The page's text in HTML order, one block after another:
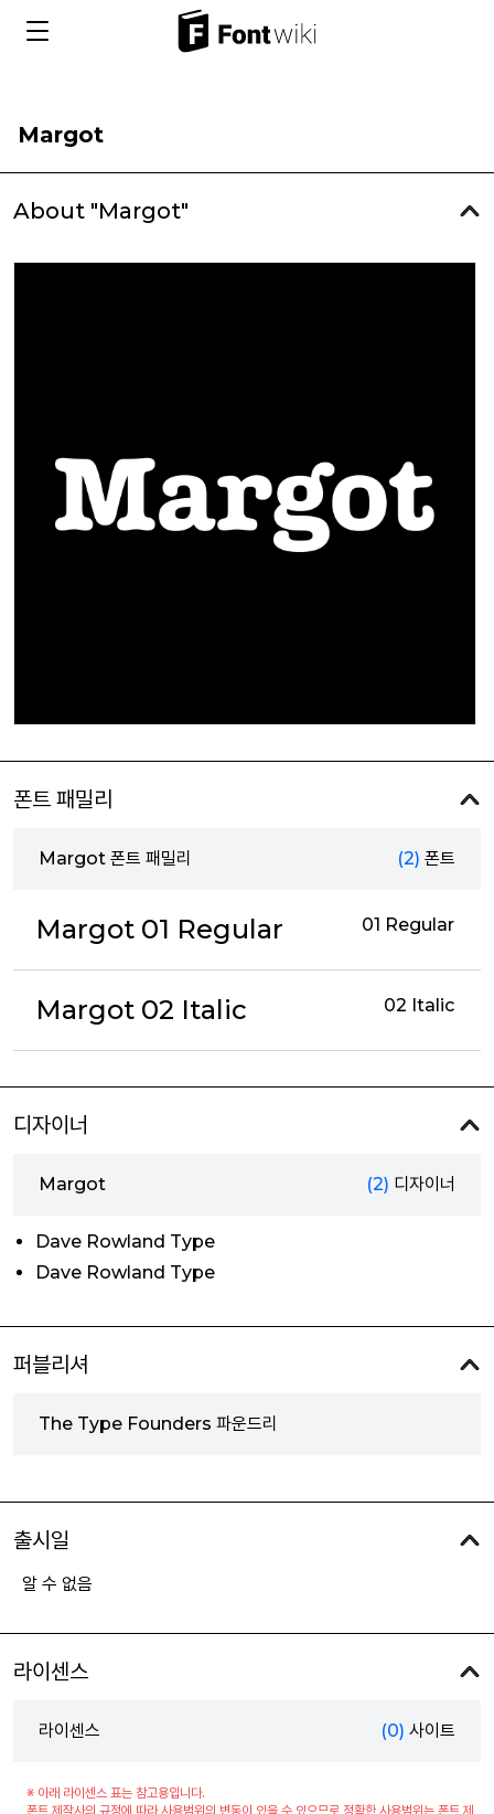
Margot
About "Margot"
폰트 패밀리
Margot 폰트 패밀리 (2) 폰트
Margot 01 Regular 01 Regular
Margot 02 Italic 02 Italic
디자이너
Margot (2) 디자이너
Dave Rowland Type
Dave Rowland Type
퍼블리셔
The Type Founders 파운드리
출시일
알 수 없음
라이센스
라이센스 (0) 사이트
※ 아래 라이센스 표는 참고용입니다.
폰트 제작사의 규정에 따라 사용범위의 변동이 있을 수 있으므로 정확한 사용범위는 폰트 제